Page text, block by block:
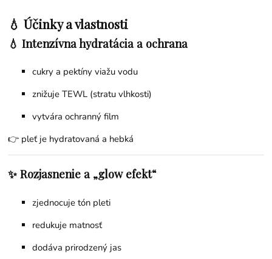
💧 Účinky a vlastnosti
💧 Intenzívna hydratácia a ochrana
cukry a pektíny viažu vodu
znižuje TEWL (stratu vlhkosti)
vytvára ochranný film
👉 pleť je hydratovaná a hebká
✨ Rozjasnenie a „glow efekt“
zjednocuje tón pleti
redukuje matnosť
dodáva prirodzený jas